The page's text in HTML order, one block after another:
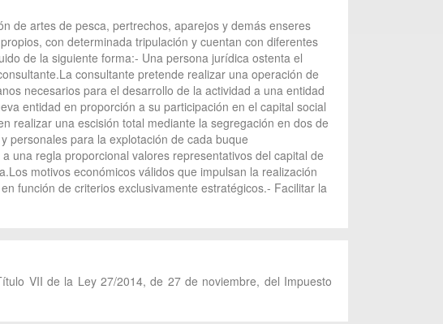
de artes de pesca, pertrechos, aparejos y demás enseres
con determinada tripulación y cuentan con diferentes
de la siguiente forma:- Una persona jurídica ostenta el
consultante pretende realizar una operación de
necesarios para el desarrollo de la actividad a una entidad
entidad en proporción a su participación en el capital social
realizar una escisión total mediante la segregación en dos de
personales para la explotación de cada buque
una regla proporcional valores representativos del capital de
motivos económicos válidos que impulsan la realización
función de criterios exclusivamente estratégicos.- Facilitar la
VII de la Ley 27/2014, de 27 de noviembre, del Impuesto